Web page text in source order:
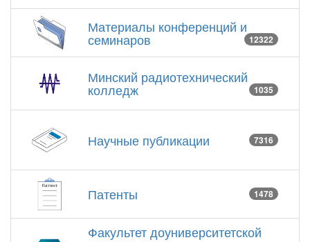
Материалы конференций и
семинаров 12322
Минский радиотехнический
колледж 1035
Научные публикации 7316
Патенты 1478
Факультет доуниверситетской